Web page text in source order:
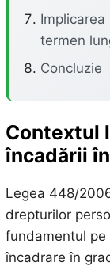
termen
Concluzie
Contextul
încadării
Legea 448/
drepturilor
fundamentul pe
încadrare în